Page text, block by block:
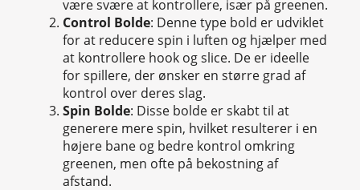
være svære at kontrollere, især på greenen.
Control Bolde: Denne type bold er udviklet
for at reducere spin i luften og hjælper med
at kontrollere hook og slice. De er ideelle
for spillere, der ønsker en større grad af
kontrol over deres slag.
Spin Bolde: Disse bolde er skabt til at
generere mere spin, hvilket resulterer i en
højere bane og bedre kontrol omkring
greenen, men ofte på bekostning af
afstand.